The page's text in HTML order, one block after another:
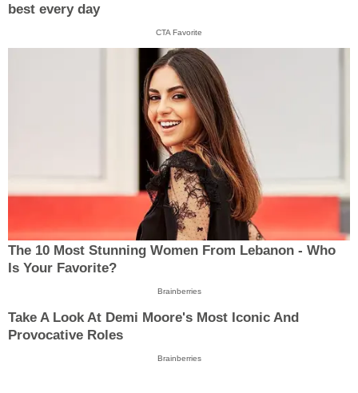
best every day
CTA Favorite
The 10 Most Stunning Women From Lebanon - Who
Is Your Favorite?
Brainberries
Take A Look At Demi Moore's Most Iconic And
Provocative Roles
Brainberries